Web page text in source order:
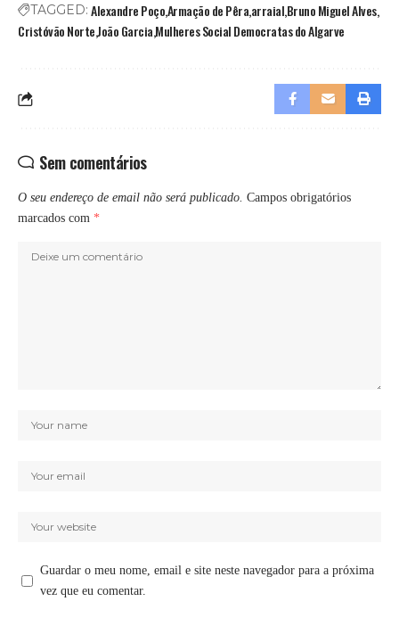
TAGGED: Alexandre PoçoArmação de PêraarraialBruno Miguel Alves
Cristóvão NorteJoão GarciaMulheres Social Democratas do Algarve
Sem comentários
O seu endereço de email não será publicado. Campos obrigatórios
marcados com *
Guardar o meu nome, email e site neste navegador para a próxima
vez que eu comentar.